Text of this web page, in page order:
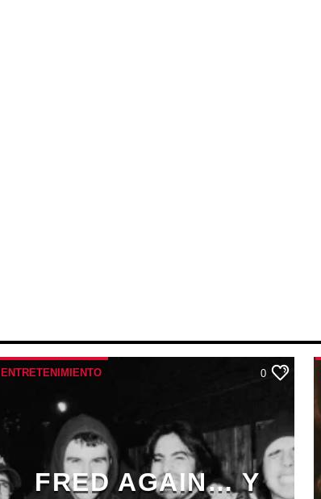
ENTRETENIMIENTO 0
FRED AGAIN… Y